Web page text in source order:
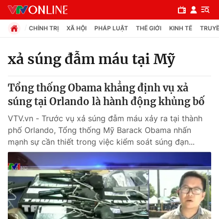
Chuyên mục
Chính trị
Xã hội
Pháp luật
Y tế
Thế giới
CHÍNH TRỊ XÃ HỘI PHÁP LUẬT THẾ GIỚI KINH TẾ
xả súng đẫm máu tại Mỹ
Tổng thống Obama khẳng định vụ xả
súng tại Orlando là hành động khủng bố
VTV.vn - Trước vụ xả súng đẫm máu xảy ra tại thành
phố Orlando, Tổng thống Mỹ Barack Obama nhấn
mạnh sự cần thiết trong việc kiểm soát súng đạn...